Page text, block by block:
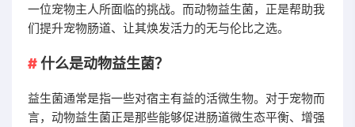
一位宠物主人所面临的挑战。而动物益生菌，正是帮助我
们提升宠物肠道、让其焕发活力的无与伦比之选。
什么是动物益生菌？
益生菌通常是指一些对宿主有益的活微生物。对于宠物而
言，动物益生菌正是那些能够促进肠道微生态平衡、增强